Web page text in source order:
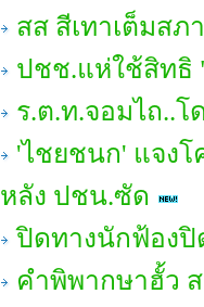
สส สีเทาเต็มสภ
ปชช.แห่ใช้สิทธิ
ร.ต.ท.จอมไถ..โ
'ไชยชนก' แจงโ
หลัง ปชน.ซัด
ปิดทางนักฟ้อง
คำพิพากษาฮั้ว ส